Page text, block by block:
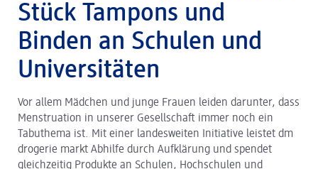
dm kosmetikstudio
Verantwortung
Lehre bei dm
Arbeiten bei dm
dm Logistik
dm Online Shop
Stück Tampons und
Binden an Schulen und
Universitäten
Vor allem Mädchen und junge Frauen leiden darunter, dass
Menstruation in unserer Gesellschaft immer noch ein
Tabuthema ist. Mit einer landesweiten Initiative leistet dm
drogerie markt Abhilfe durch Aufklärung und spendet
gleichzeitig Produkte an Schulen, Hochschulen und